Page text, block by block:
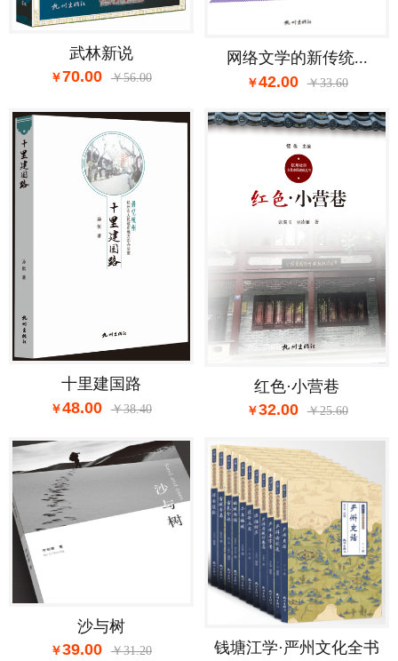
武林新说
70.00
56.00
网络文学的新传统...
42.00
33.60
十里建国路
48.00
38.40
红色·小营巷
32.00
25.60
沙与树
39.00
31.20
钱塘江学·严州文化全书